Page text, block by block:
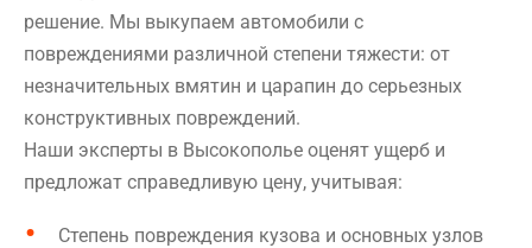
решение. Мы выкупаем автомобили с
повреждениями различной степени тяжести: от
незначительных вмятин и царапин до серьезных
конструктивных повреждений.
Наши эксперты в Высокополье оценят ущерб и
предложат справедливую цену, учитывая:
Степень повреждения кузова и основных узлов